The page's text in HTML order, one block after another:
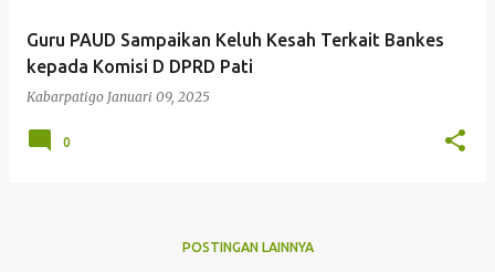
Guru PAUD Sampaikan Keluh Kesah Terkait Bankes
kepada Komisi D DPRD Pati
Kabarpatigo Januari 09, 2025
0
POSTINGAN LAINNYA